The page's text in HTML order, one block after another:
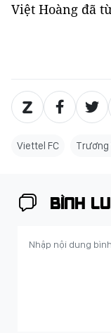
Việt Hoàng đã
Viettel FC Trương
BÌNH